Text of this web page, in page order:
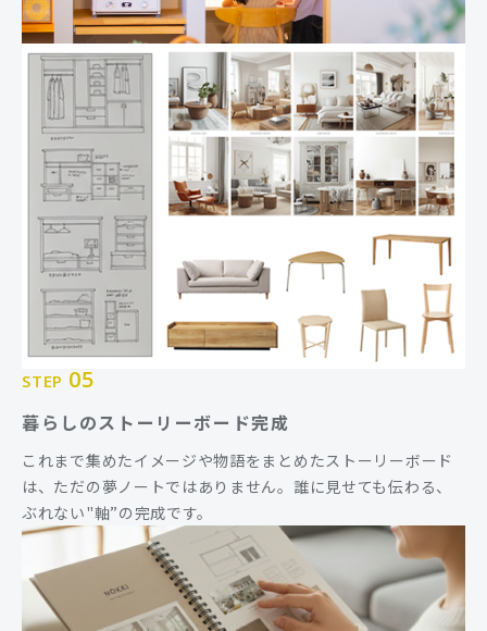
STEP 05
暮らしのストーリーボード完成
これまで集めたイメージや物語をまとめたストーリーボード
は、ただの夢ノートではありません。誰に見せても伝わる、
ぶれない"軸”の完成です。